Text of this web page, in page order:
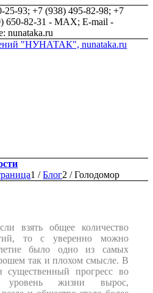
93; +7 (938) 495-82-98; +7
650-82-31 - MAX; E-mail -
nunataka.ru
1 / Блог2 / Голодомор
взять общее количество
то с уверенно можно
было одно из самых
так и плохом смысле. В
существенный прогресс во
уровень жизни вырос,